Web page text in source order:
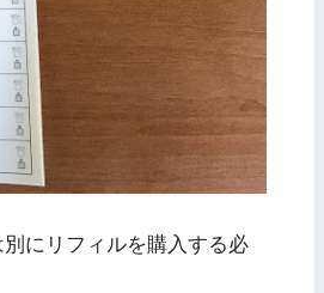
にリフィルを購入する必